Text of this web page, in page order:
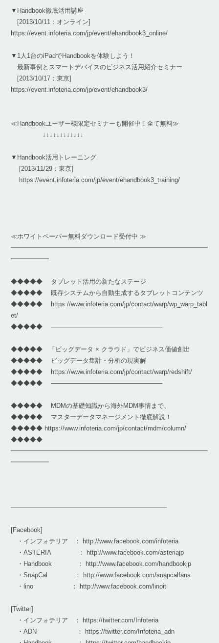
▼Handbook徹底活用講座
[2013/10/11：オンライン]
https://event.infoteria.com/jp/event/ehandbook3_online/
▼1人1台のiPadでHandbookを体験しよう！
最新事例とスマートデバイスのビジネス活用紹介セミナー
[2013/10/17：東京]
https://event.infoteria.com/jp/event/ehandbook3/
≪Handbookユーザー様限定セミナーも開催中！全て無料≫
↓↓↓↓↓↓↓↓↓↓↓↓
▼Handbook活用トレーニング
[2013/11/29：東京]
https://event.infoteria.com/jp/event/ehandbook3_training/
≪ホワイトペーパー無料ダウンロード受付中 ≫
━━━━━━━━━━━━━━━━━━━━━━━━━━━━━━━
━━━━━━
◆◆◆◆◆ タブレット活用の新たなステージ
◆◆◆◆◆ 既存システムから自動生成するタブレットコンテンツ
◆◆◆◆◆ https://www.infoteria.com/jp/contact/warp/wp_warp_tabl
et/
◆◆◆◆◆ —————————————————–
◆◆◆◆◆ 「ビッグデータ × クラウド」でビジネス価値創出
◆◆◆◆◆ ビッグデータ集計・分析の現実解
◆◆◆◆◆ https://www.infoteria.com/jp/contact/warp/redshift/
◆◆◆◆◆ —————————————————–
◆◆◆◆◆ MDMの基礎知識から海外MDM事情まで、
◆◆◆◆◆ マスターデータマネージメント徹底解説！
◆◆◆◆◆ https://www.infoteria.com/jp/contact/mdm/column/
◆◆◆◆◆
━━━━━━━━━━━━━━━━━━━━━━━━━━━━━━━
━━━━━━
————————————————————————–
[Facebook]
・インフォテリア ： http://www.facebook.com/infoteria
・ASTERIA ： http://www.facebook.com/asteriajp
・Handbook ： http://www.facebook.com/handbookjp
・SnapCal ： http://www.facebook.com/snapcalfans
・lino ： http://www.facebook.com/linoit
[Twitter]
・インフォテリア ： https://twitter.com/Infoteria
・ADN ： https://twitter.com/Infoteria_adn